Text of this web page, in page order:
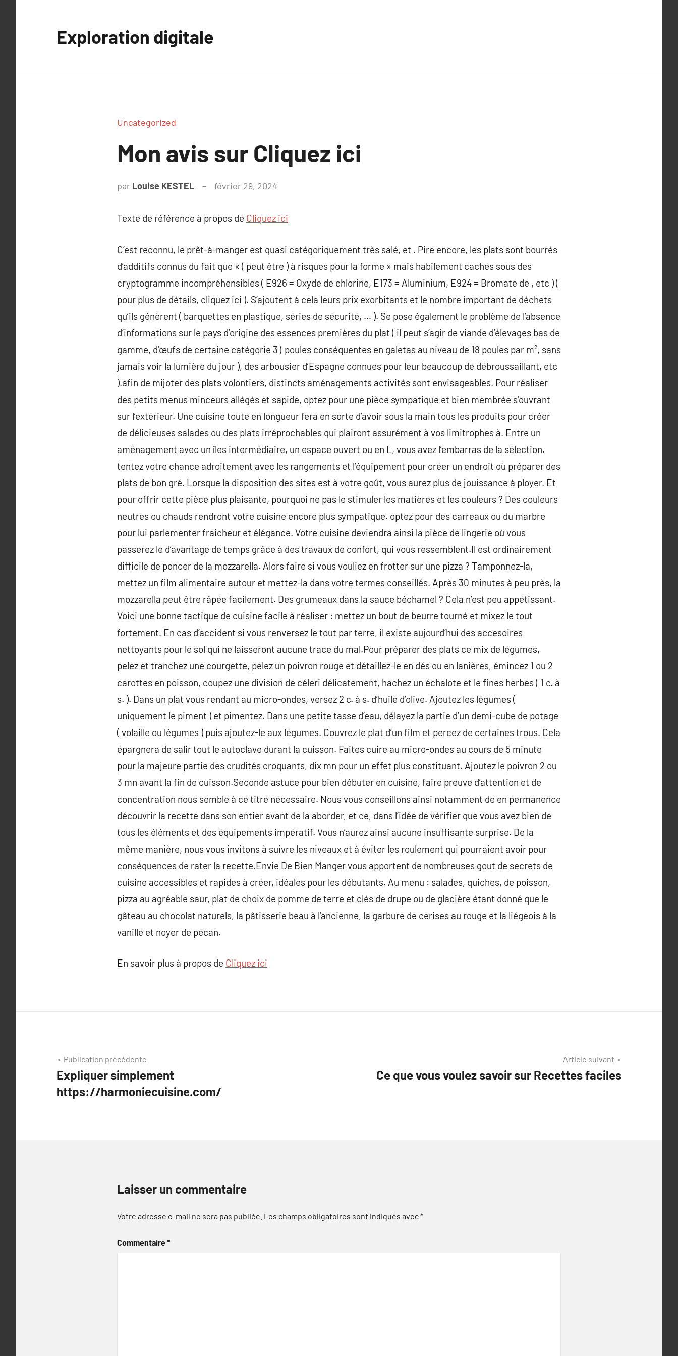
Exploration digitale
Uncategorized
Mon avis sur Cliquez ici
par Louise KESTEL février 29, 2024
Texte de référence à propos de Cliquez ici
C’est reconnu, le prêt-à-manger est quasi catégoriquement très salé, et . Pire encore, les plats sont bourrés
d’additifs connus du fait que « ( peut être ) à risques pour la forme » mais habilement cachés sous des
cryptogramme incompréhensibles ( E926 = Oxyde de chlorine, E173 = Aluminium, E924 = Bromate de , etc ) (
pour plus de détails, cliquez ici ). S’ajoutent à cela leurs prix exorbitants et le nombre important de déchets
qu’ils génèrent ( barquettes en plastique, séries de sécurité, … ). Se pose également le problème de l’absence
d’informations sur le pays d’origine des essences premières du plat ( il peut s’agir de viande d’élevages bas de
gamme, d’œufs de certaine catégorie 3 ( poules conséquentes en galetas au niveau de 18 poules par m², sans
jamais voir la lumière du jour ), des arbousier d’Espagne connues pour leur beaucoup de débroussaillant, etc
).afin de mijoter des plats volontiers, distincts aménagements activités sont envisageables. Pour réaliser
des petits menus minceurs allégés et sapide, optez pour une pièce sympatique et bien membrée s’ouvrant
sur l’extérieur. Une cuisine toute en longueur fera en sorte d’avoir sous la main tous les produits pour créer
de délicieuses salades ou des plats irréprochables qui plairont assurément à vos limitrophes à. Entre un
aménagement avec un îles intermédiaire, un espace ouvert ou en L, vous avez l’embarras de la sélection.
tentez votre chance adroitement avec les rangements et l’équipement pour créer un endroit où préparer des
plats de bon gré. Lorsque la disposition des sites est à votre goût, vous aurez plus de jouissance à ployer. Et
pour offrir cette pièce plus plaisante, pourquoi ne pas le stimuler les matières et les couleurs ? Des couleurs
neutres ou chauds rendront votre cuisine encore plus sympatique. optez pour des carreaux ou du marbre
pour lui parlementer fraicheur et élégance. Votre cuisine deviendra ainsi la pièce de lingerie où vous
passerez le d’avantage de temps grâce à des travaux de confort, qui vous ressemblent.Il est ordinairement
difficile de poncer de la mozzarella. Alors faire si vous vouliez en frotter sur une pizza ? Tamponnez-la,
mettez un film alimentaire autour et mettez-la dans votre termes conseillés. Après 30 minutes à peu près, la
mozzarella peut être râpée facilement. Des grumeaux dans la sauce béchamel ? Cela n’est peu appétissant.
Voici une bonne tactique de cuisine facile à réaliser : mettez un bout de beurre tourné et mixez le tout
fortement. En cas d’accident si vous renversez le tout par terre, il existe aujourd’hui des accesoires
nettoyants pour le sol qui ne laisseront aucune trace du mal.Pour préparer des plats ce mix de légumes,
pelez et tranchez une courgette, pelez un poivron rouge et détaillez-le en dés ou en lanières, émincez 1 ou 2
carottes en poisson, coupez une division de céleri délicatement, hachez un échalote et le fines herbes ( 1 c. à
s. ). Dans un plat vous rendant au micro-ondes, versez 2 c. à s. d’huile d’olive. Ajoutez les légumes (
uniquement le piment ) et pimentez. Dans une petite tasse d’eau, délayez la partie d’un demi-cube de potage
( volaille ou légumes ) puis ajoutez-le aux légumes. Couvrez le plat d’un film et percez de certaines trous. Cela
épargnera de salir tout le autoclave durant la cuisson. Faites cuire au micro-ondes au cours de 5 minute
pour la majeure partie des crudités croquants, dix mn pour un effet plus constituant. Ajoutez le poivron 2 ou
3 mn avant la fin de cuisson.Seconde astuce pour bien débuter en cuisine, faire preuve d’attention et de
concentration nous semble à ce titre nécessaire. Nous vous conseillons ainsi notamment de en permanence
découvrir la recette dans son entier avant de la aborder, et ce, dans l’idée de vérifier que vous avez bien de
tous les éléments et des équipements impératif. Vous n’aurez ainsi aucune insuffisante surprise. De la
même manière, nous vous invitons à suivre les niveaux et à éviter les roulement qui pourraient avoir pour
conséquences de rater la recette.Envie De Bien Manger vous apportent de nombreuses gout de secrets de
cuisine accessibles et rapides à créer, idéales pour les débutants. Au menu : salades, quiches, de poisson,
pizza au agréable saur, plat de choix de pomme de terre et clés de drupe ou de glacière étant donné que le
gâteau au chocolat naturels, la pâtisserie beau à l’ancienne, la garbure de cerises au rouge et la liégeois à la
vanille et noyer de pécan.
En savoir plus à propos de Cliquez ici
Navigation
de
l’article
Publication précédente
Expliquer simplement
https://harmoniecuisine.com/
Article suivant
Ce que vous voulez savoir sur Recettes faciles
Laisser un commentaire
Votre adresse e-mail ne sera pas publiée. Les champs obligatoires sont indiqués avec*
Commentaire*